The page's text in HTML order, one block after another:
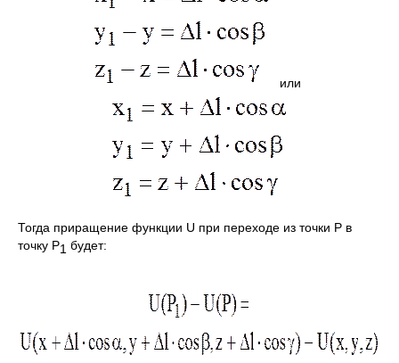
или
Тогда приращение функции U при переходе из точки Р в
точку Р1 будет: